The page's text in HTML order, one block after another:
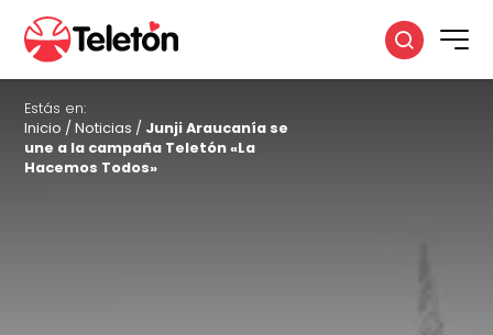
Estás en:
Inicio /Noticias / Junji Araucanía se
une a la campaña Teletón «La
Hacemos Todos»